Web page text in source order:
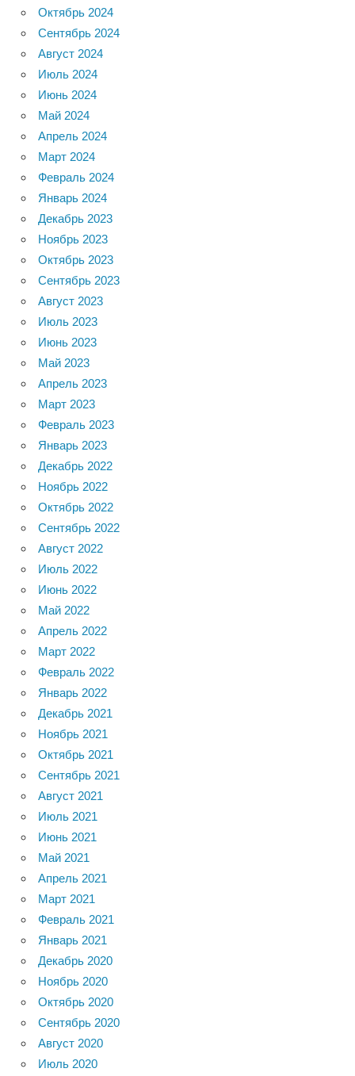
Октябрь 2024
Сентябрь 2024
Август 2024
Июль 2024
Июнь 2024
Май 2024
Апрель 2024
Март 2024
Февраль 2024
Январь 2024
Декабрь 2023
Ноябрь 2023
Октябрь 2023
Сентябрь 2023
Август 2023
Июль 2023
Июнь 2023
Май 2023
Апрель 2023
Март 2023
Февраль 2023
Январь 2023
Декабрь 2022
Ноябрь 2022
Октябрь 2022
Сентябрь 2022
Август 2022
Июль 2022
Июнь 2022
Май 2022
Апрель 2022
Март 2022
Февраль 2022
Январь 2022
Декабрь 2021
Ноябрь 2021
Октябрь 2021
Сентябрь 2021
Август 2021
Июль 2021
Июнь 2021
Май 2021
Апрель 2021
Март 2021
Февраль 2021
Январь 2021
Декабрь 2020
Ноябрь 2020
Октябрь 2020
Сентябрь 2020
Август 2020
Июль 2020